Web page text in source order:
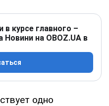
в курсе главного –
Новини на OBOZ.UA в
одно